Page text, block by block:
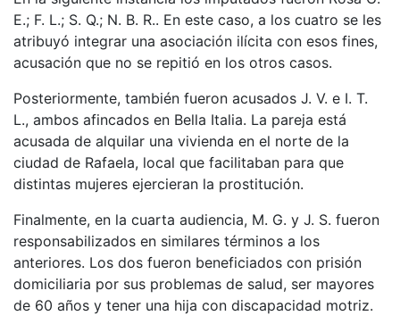
E.; F. L.; S. Q.; N. B. R.. En este caso, a los cuatro se les
atribuyó integrar una asociación ilícita con esos fines,
acusación que no se repitió en los otros casos.
Posteriormente, también fueron acusados J. V. e I. T.
L., ambos afincados en Bella Italia. La pareja está
acusada de alquilar una vivienda en el norte de la
ciudad de Rafaela, local que facilitaban para que
distintas mujeres ejercieran la prostitución.
Finalmente, en la cuarta audiencia, M. G. y J. S. fueron
responsabilizados en similares términos a los
anteriores. Los dos fueron beneficiados con prisión
domiciliaria por sus problemas de salud, ser mayores
de 60 años y tener una hija con discapacidad motriz.